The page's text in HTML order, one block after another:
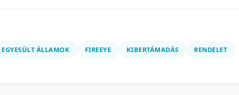
EGYESÜLT ÁLLAMOK FIREEYE KIBERTÁMADÁS RENDELET